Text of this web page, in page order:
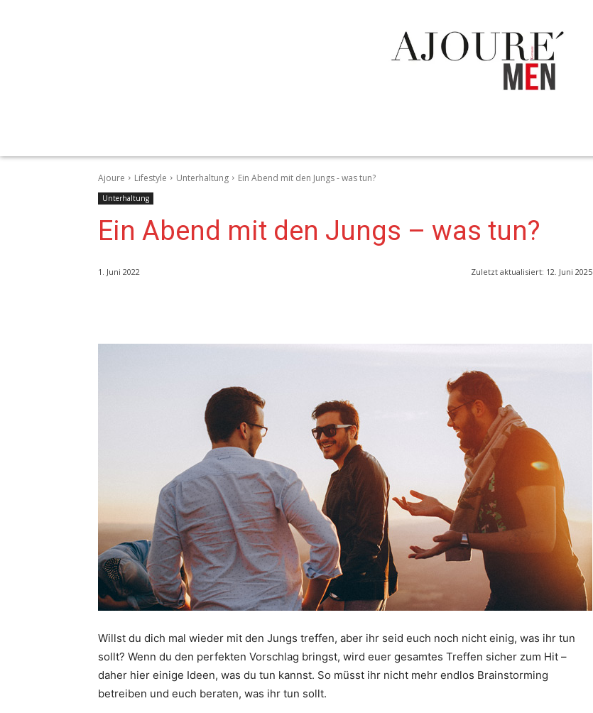
Ajoure Lifestyle Unterhaltung Ein Abend mit den Jungs - was tun?
Unterhaltung
Ein Abend mit den Jungs – was tun?
1. Juni 2022 Zuletzt aktualisiert: 12. Juni 2025
Willst du dich mal wieder mit den Jungs treffen, aber ihr seid euch noch nicht einig, was ihr tun
sollt? Wenn du den perfekten Vorschlag bringst, wird euer gesamtes Treffen sicher zum Hit –
daher hier einige Ideen, was du tun kannst. So müsst ihr nicht mehr endlos Brainstorming
betreiben und euch beraten, was ihr tun sollt.